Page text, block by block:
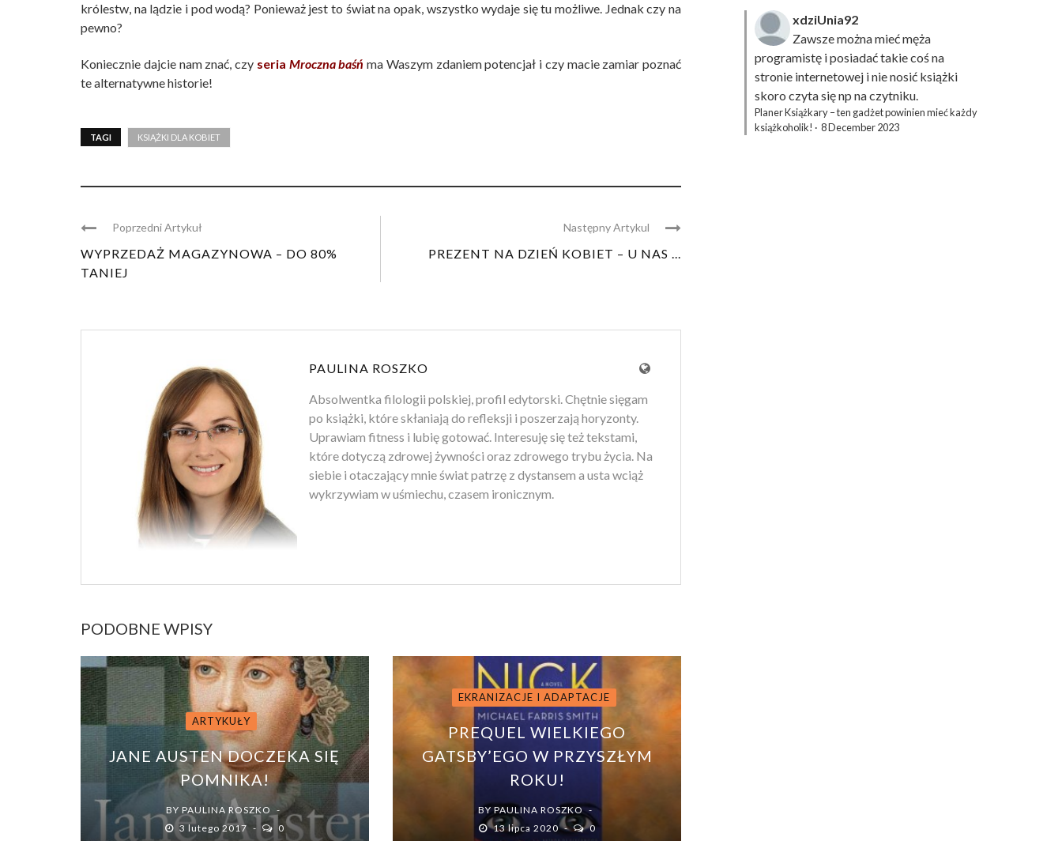
królestw, na lądzie i pod wodą? Ponieważ jest to świat na opak, wszystko wydaje się tu możliwe. Jednak czy na
pewno?
Koniecznie dajcie nam znać, czy seria Mroczna baśń ma Waszym zdaniem potencjał i czy macie zamiar poznać
te alternatywne historie!
TAGI KSIĄŻKI DLA KOBIET
Poprzedni Artykuł
WYPRZEDAŻ MAGAZYNOWA – DO 80%
TANIEJ
Następny Artykul
PREZENT NA DZIEŃ KOBIET – U NAS ...
PAULINA ROSZKO
Absolwentka filologii polskiej, profil edytorski. Chętnie sięgam
po książki, które skłaniają do refleksji i poszerzają horyzonty.
Uprawiam fitness i lubię gotować. Interesuję się też tekstami,
które dotyczą zdrowej żywności oraz zdrowego trybu życia. Na
siebie i otaczający mnie świat patrzę z dystansem a usta wciąż
wykrzywiam w uśmiechu, czasem ironicznym.
PODOBNE WPISY
ARTYKUŁY
JANE AUSTEN DOCZEKA SIĘ
POMNIKA!
BY PAULINA ROSZKO
3 lutego 2017
0
EKRANIZACJE I ADAPTACJE
PREQUEL WIELKIEGO
GATSBY’EGO W PRZYSZŁYM
ROKU!
BYPAULINA ROSZKO
13 lipca 2020
0
xdziUnia92
Zawsze można mieć męża
programistę i posiadać takie coś na
stronie internetowej i nie nosić książki
skoro czyta się np na czytniku.
Planer Książkary – ten gadżet powinien mieć każdy
książkoholik! · 8 December 2023